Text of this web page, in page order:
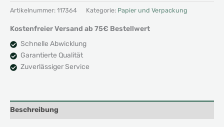
Artikelnummer: 117364 Kategorie: Papier und Verpackung
Kostenfreier Versand ab 75€ Bestellwert
Schnelle Abwicklung
Garantierte Qualität
Zuverlässiger Service
Beschreibung